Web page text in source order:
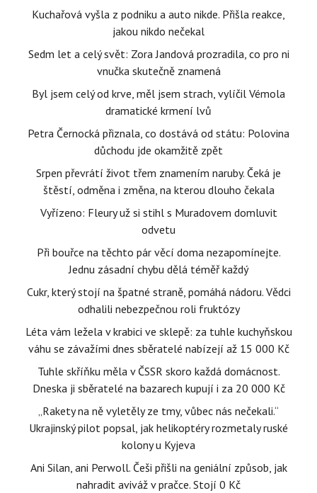
Kuchařová vyšla z podniku a auto nikde. Přišla reakce,
jakou nikdo nečekal
Sedm let a celý svět: Zora Jandová prozradila, co pro ni
vnučka skutečně znamená
Byl jsem celý od krve, měl jsem strach, vylíčil Vémola
dramatické krmení lvů
Petra Černocká přiznala, co dostává od státu: Polovina
důchodu jde okamžitě zpět
Srpen převrátí život třem znamením naruby. Čeká je
štěstí, odměna i změna, na kterou dlouho čekala
Vyřízeno: Fleury už si stihl s Muradovem domluvit
odvetu
Při bouřce na těchto pár věcí doma nezapomínejte.
Jednu zásadní chybu dělá téměř každý
Cukr, který stojí na špatné straně, pomáhá nádoru. Vědci
odhalili nebezpečnou roli fruktózy
Léta vám ležela v krabici ve sklepě: za tuhle kuchyňskou
váhu se závažími dnes sběratelé nabízejí až 15 000 Kč
Tuhle skříňku měla v ČSSR skoro každá domácnost.
Dneska ji sběratelé na bazarech kupují i za 20 000 Kč
„Rakety na ně vyletěly ze tmy, vůbec nás nečekali.“
Ukrajinský pilot popsal, jak helikoptéry rozmetaly ruské
kolony u Kyjeva
Ani Silan, ani Perwoll. Češi přišli na geniální způsob, jak
nahradit aviváž v pračce. Stojí 0 Kč